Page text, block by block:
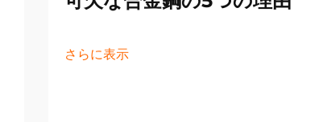
さらに表示